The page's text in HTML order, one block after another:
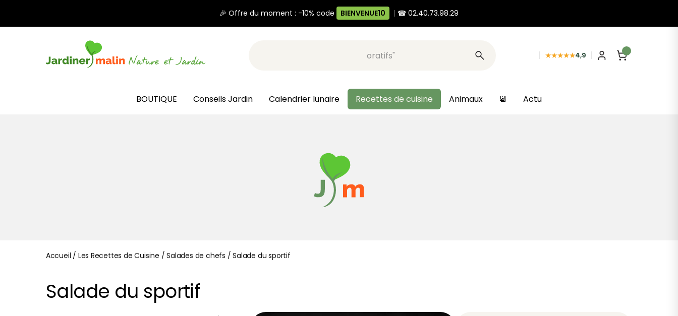
🎉 Offre du moment : -10% code BIENVENUE10 | ☎ 02.40.73.98.29
Recherche, ex: "pots décoratifs" ★★★★★4,9
BOUTIQUE Conseils Jardin Calendrier lunaire Recettes de cuisine Animaux 📆 Actu
Accueil / Les Recettes de Cuisine /Salades de chefs /Salade du sportif
Salade du sportif